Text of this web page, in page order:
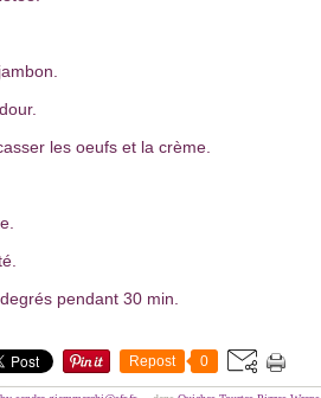
les oeufs et la crème.
pendant 30 min.
Repost 0